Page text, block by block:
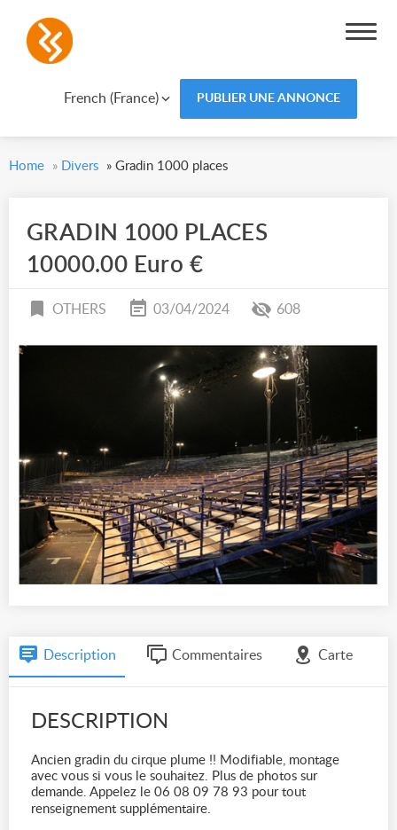
French (France) PUBLIER UNE ANNONCE
Home » Divers » Gradin 1000 places
GRADIN 1000 PLACES
10000.00 Euro €
OTHERS 03/04/2024 608
Description Commentaires Carte
DESCRIPTION
Ancien gradin du cirque plume !! Modifiable, montage
avec vous si vous le souhaitez. Plus de photos sur
demande. Appelez le ‭06 08 09 78 93‬ pour tout
renseignement supplémentaire.